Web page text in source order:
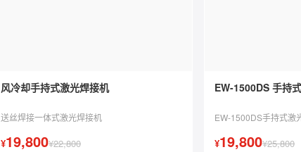
风冷却手持式激光焊接机
送丝焊接一体式激光焊接机
¥19,800¥22,800
EW-1500DS 手持
EW-1500DS手持式激
¥19,800¥25,800